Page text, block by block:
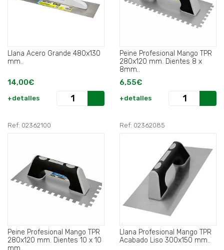
Llana Acero Grande 480x130
mm..
14,00€
+detalles
Peine Profesional Mango TPR
280x120 mm. Dientes 8 x
8mm..
6,55€
+detalles
Ref: 02362100
Peine Profesional Mango TPR
280x120 mm. Dientes 10 x 10
Ref: 02362085
Llana Profesional Mango TPR
Acabado Liso 300x150 mm..